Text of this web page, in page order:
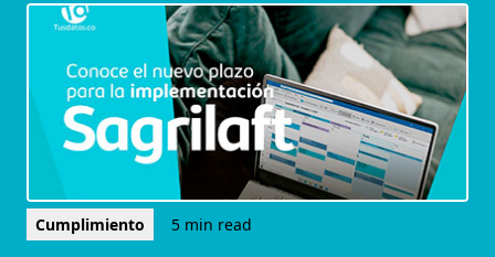
Cumplimiento 5 min read